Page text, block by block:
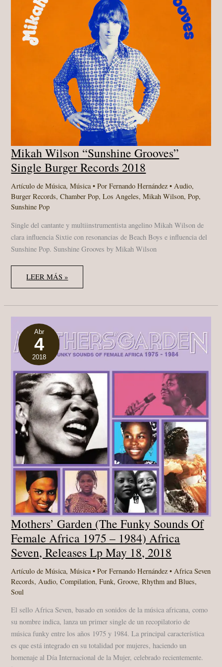
Mikah Wilson “Sunshine Grooves”
Single Burger Records 2018
Artículo de Música,Música• PorFernando Hernández•Audio,
Burger Records,Chamber Pop,Los Angeles,Mikah Wilson,Pop,
Sunshine Pop
Single del cantante y multiinstrumentista angelino Mikah Wilson de
clara influencia Sixtie con resonancias de Beach Boys e influencia del
Sunshine Pop. Sunshine Grooves by Mikah Wilson
MIKAH
WILSON
“SUNSHINE
SINGLE
RECORDS
2018
LEER MÁS »
Abr
4
2018
Mothers’ Garden (The Funky Sounds Of
Female Africa 1975 – 1984) Africa
Seven, Releases Lp May 18, 2018
Artículo de Música,Música • PorFernando Hernández• Africa Seven
Records, Audio,Compilation,Funk,Groove,Rhythm and Blues,
Soul
El sello Africa Seven, basado en sonidos de la música africana, como
su nombre indica, lanza un primer single de un recopilatorio de
música funky entre los años 1975 y 1984. La principal característica
es que está integrado en su totalidad por mujeres, haciendo un
homenaje al Día Internacional de la Mujer, celebrado recientemente.